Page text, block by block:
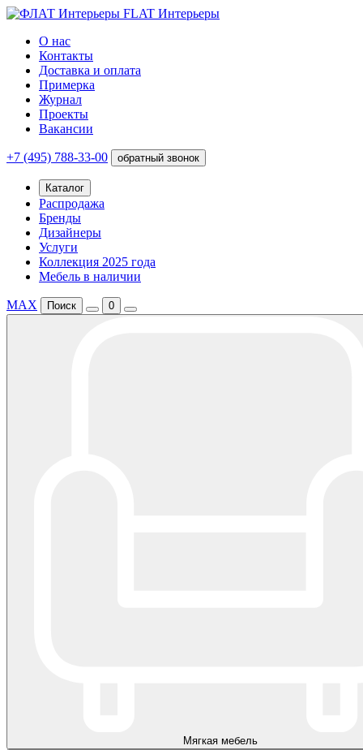
FLAT Интерьеры
О нас
Контакты
Доставка и оплата
Примерка
Журнал
Проекты
Вакансии
+7 (495) 788-33-00 обратный звонок
Каталог
Распродажа
Бренды
Дизайнеры
Услуги
Коллекция 2025 года
Мебель в наличии
MAX Поиск 0
Мягкая мебель